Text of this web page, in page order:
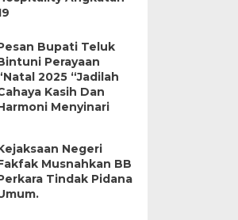
2019 - 09:04 WIB
their cars — especially the classics.
Bupati Teluk
Perayaan
2025 “Jadilah
Kasih Dan
Menyinari
Negeri
Musnahkan BB
Tindak Pidana